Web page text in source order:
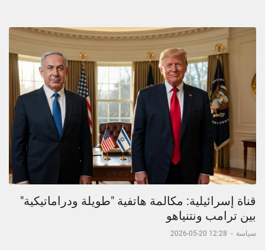
قناة إسرائيلية: مكالمة هاتفية "طويلة ودراماتيكية"
بين ترامب ونتنياهو
سياسة -
12:28 20-05-2026